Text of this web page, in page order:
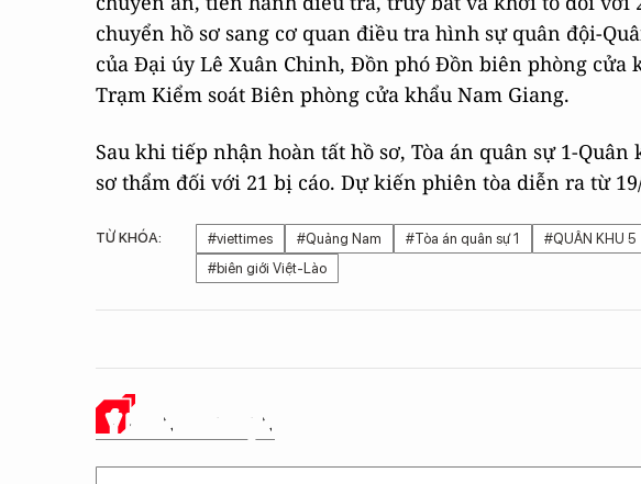
chuyển hồ sơ sang cơ quan điều tra hình sự quân đội-
của Đại úy Lê Xuân Chinh, Đồn phó Đồn biên phòng
Trạm Kiểm soát Biên phòng cửa khẩu Nam Giang.
Sau khi tiếp nhận hoàn tất hồ sơ, Tòa án quân sự 1-
sơ thẩm đối với 21 bị cáo. Dự kiến phiên tòa diễn ra từ
TỪ KHÓA: #viettimes #Quảng Nam #Tòa án quân sự 1 #QUÂN KHU 5
#biên giới Việt-Lào
Ý KIẾN CỦA BẠN